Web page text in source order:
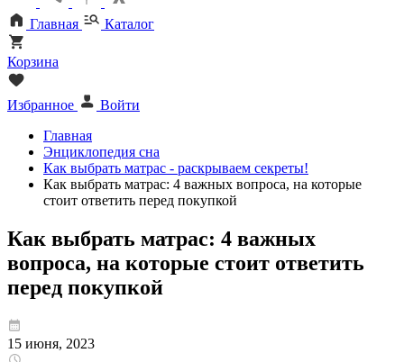
Главная Каталог
Корзина
Избранное
Войти
Главная
Энциклопедия сна
Как выбрать матрас - раскрываем секреты!
Как выбрать матрас: 4 важных вопроса, на которые
стоит ответить перед покупкой
Как выбрать матрас: 4 важных
вопроса, на которые стоит ответить
перед покупкой
15 июня, 2023